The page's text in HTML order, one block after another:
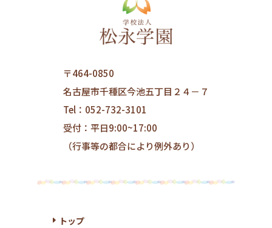
〒464-0850
名古屋市千種区今池五丁目２４－７
Tel：052-732-3101
受付：平日9:00~17:00
（行事等の都合により例外あり）
E トップ